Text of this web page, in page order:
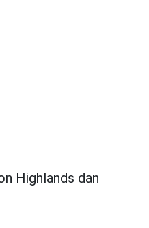
Highlands dan